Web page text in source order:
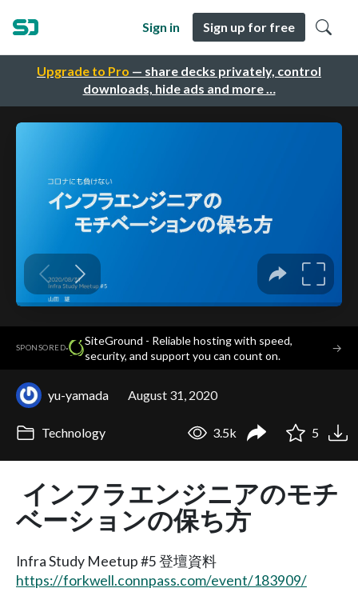
Upgrade to Pro — share decks privately, control
downloads, hide ads and more …
Sign in Sign up for free
SPONSORED·
SiteGround - Reliable hosting with speed,
security, and support you can count on.
→
yu-yamada August 31, 2020
Technology 3.5k 5
インフラエンジニアのモチ
ベーションの保ち方
Infra Study Meetup #5 登壇資料
https://forkwell.connpass.com/event/183909/